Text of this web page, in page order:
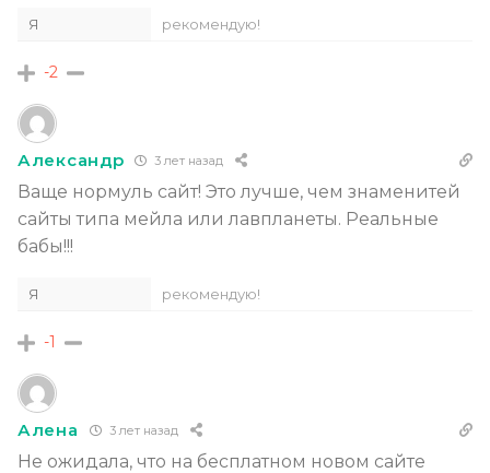
Я рекомендую!
-2
Александр 3 лет назад
Ваще нормуль сайт! Это лучше, чем знаменитей
сайты типа мейла или лавпланеты. Реальные
бабы!!!
Я рекомендую!
-1
Алена 3 лет назад
Не ожидала, что на бесплатном новом сайте